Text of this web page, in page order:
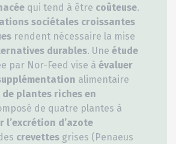
qui tend à être coûteuse.
sociétales croissantes
rendent nécessaire la mise
durables. Une étude
par Nor-Feed vise à évaluer
alimentaire
de plantes riches en
de quatre plantes à
l’excrétion d’azote
crevettes grises (Penaeus